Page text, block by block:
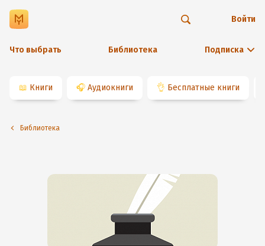
Что выбрать Библиотека Подписка
Войти
📖 Книги 🎧 Аудиокниги 👌 Бесплатные книги
Библиотека